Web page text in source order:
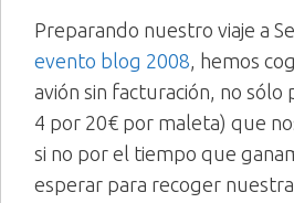
Preparando nuestro viaje a
evento blog 2008 , hemos
avión sin facturación, no sólo
4 por 20€ por maleta) que
si no por el tiempo que
esperar para recoger